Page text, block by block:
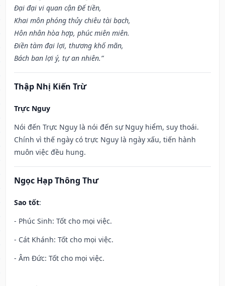
Đại đại vi quan cận Đế tiền,
Khai môn phóng thủy chiêu tài bạch,
Hôn nhân hòa hợp, phúc miên miên.
Điền tàm đại lợi, thương khố mãn,
Bách ban lợi ý, tự an nhiên.”
Thập Nhị Kiến Trừ
Trực Nguy
Nói đến Trực Nguy là nói đến sự Nguy hiểm, suy thoái.
Chính vì thế ngày có trực Nguy là ngày xấu, tiến hành
muôn việc đều hung.
Ngọc Hạp Thông Thư
Sao tốt:
- Phúc Sinh: Tốt cho mọi việc.
- Cát Khánh: Tốt cho mọi việc.
- Âm Đức: Tốt cho mọi việc.